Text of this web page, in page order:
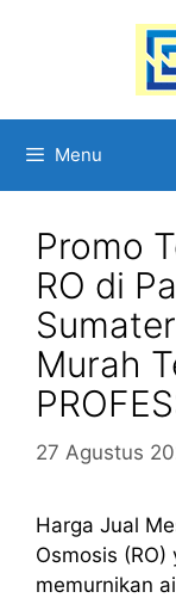
Menu
Promo
RO di
Murah
27 Agustus
Harga Jual
Osmosis
memurnikan